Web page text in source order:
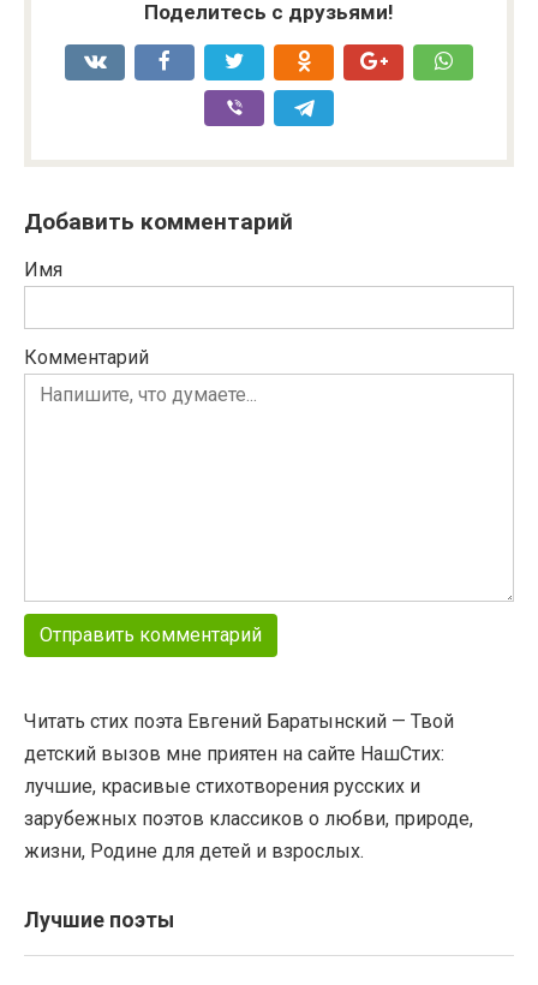
Поделитесь с друзьями!
Добавить комментарий
Имя
Комментарий
Читать стих поэта Евгений Баратынский — Твой
детский вызов мне приятен на сайте НашСтих:
лучшие, красивые стихотворения русских и
зарубежных поэтов классиков о любви, природе,
жизни, Родине для детей и взрослых.
Лучшие поэты